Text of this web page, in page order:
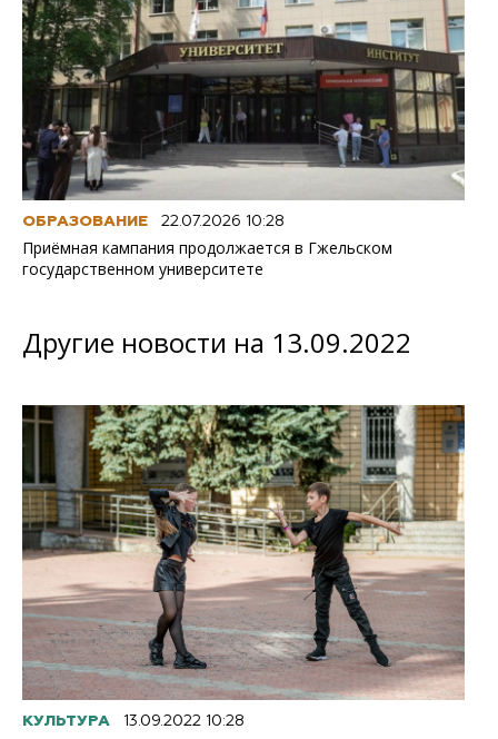
ОБРАЗОВАНИЕ 22.07.2026 10:28
Приёмная кампания продолжается в Гжельском
государственном университете
Другие новости на 13.09.2022
КУЛЬТУРА 13.09.2022 10:28